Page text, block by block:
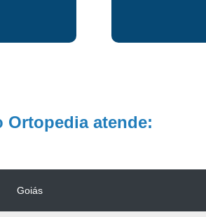
Ortopedia atende:
Goiás